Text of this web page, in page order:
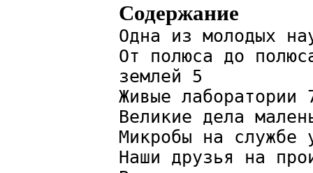
Содержание
Одна из молодых
От полюса до
землей 5
Живые лаборатории
Великие дела
Микробы на службе
Наши друзья на